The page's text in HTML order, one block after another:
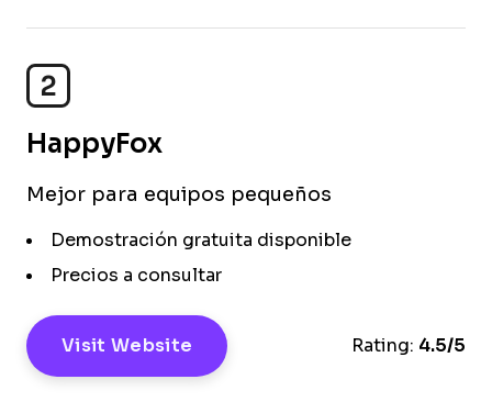
2
HappyFox
Mejor para equipos pequeños
Demostración gratuita disponible
Precios a consultar
Visit Website Rating: 4.5/5